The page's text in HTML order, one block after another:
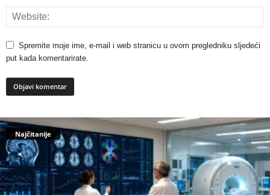
Spremite moje ime, e-mail i web stranicu u ovom pregledniku sljedeći
put kada komentarirate.
Najčitanije